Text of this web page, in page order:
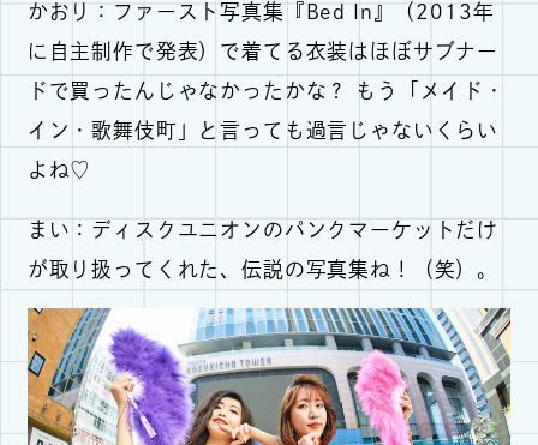
かおり：ファースト写真集『Bed In』（2013年
に自主制作で発表）で着てる衣装はほぼサブナー
ドで買ったんじゃなかったかな？ もう「メイド・
イン・歌舞伎町」と言っても過言じゃないくらい
よね♡
まい：ディスクユニオンのパンクマーケットだけ
が取り扱ってくれた、伝説の写真集ね！（笑）。